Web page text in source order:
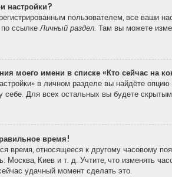
настройки?
пользователем, все ваши
по ссылкеЛичный раздел. Там вы можете
моего имени в списке «Кто сейчас на
в личном разделе вы найдёте опцию
себе. Для всех остальных вы будете
время!
время, относящееся к другому часовому
Москва, Киев и т. д. Учтите, что изменять
удачный момент сделать это.